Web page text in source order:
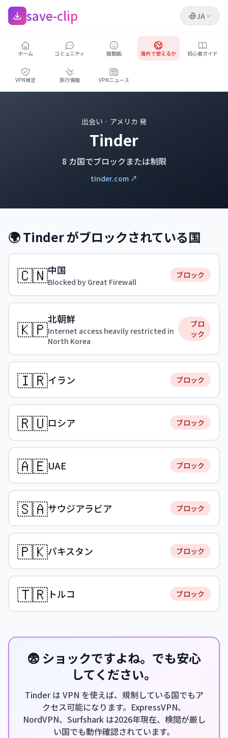
save-clip JA
ホーム コミュニティ 猫動画 海外で使えるか 初心者ガイド
VPN検定 旅行情報 VPNニュース
出会い · アメリカ 発
Tinder
8 カ国でブロックまたは制限
tinder.com ↗
🌍 Tinder がブロックされている国
🇨🇳中国
Blocked by Great Firewall
ブロック
🇰🇵北朝鮮
Internet access heavily restricted in
North Korea
ブロ
ック
🇮🇷イラン ブロック
🇷🇺ロシア ブロック
🇦🇪UAE ブロック
🇸🇦サウジアラビア ブロック
🇵🇰パキスタン ブロック
🇹🇷トルコ ブロック
😨 ショックですよね。でも安心
してください。
Tinder は VPN を使えば、規制している国でもア
クセス可能になります。ExpressVPN、
NordVPN、Surfshark は2026年現在、検閲が厳し
い国でも動作確認されています。